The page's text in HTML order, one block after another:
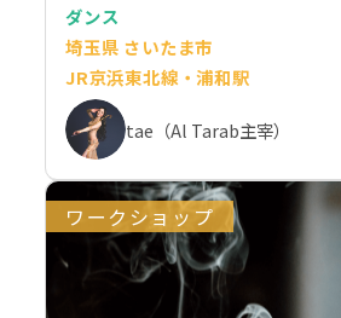
ダンス
埼玉県 さいたま市
JR京浜東北線・浦和駅
tae（Al Tarab主宰）
ワークショップ